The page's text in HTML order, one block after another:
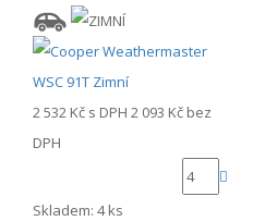
2 532 Kč s DPH 2 093 Kč bez
DPH
Skladem: 4 ks